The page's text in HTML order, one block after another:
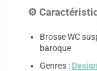
⚙️
Brosse WC
baroque
Genres : Design